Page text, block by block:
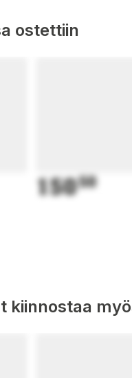
ostettiin
15050
kiinnostaa